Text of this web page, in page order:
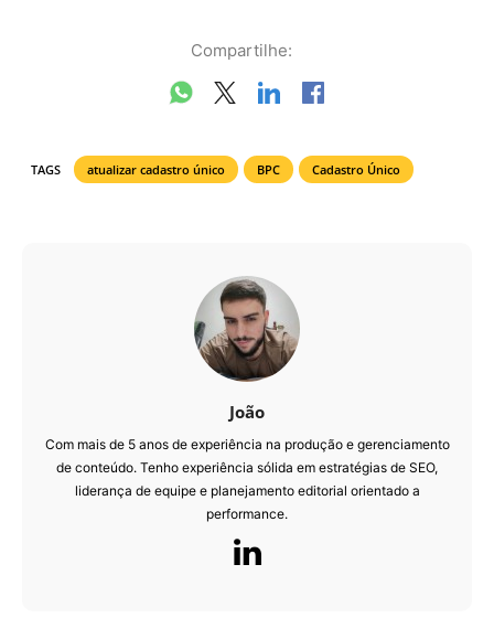
Compartilhe:
TAGS atualizar cadastro único BPC Cadastro Único
João
Com mais de 5 anos de experiência na produção e gerenciamento
de conteúdo. Tenho experiência sólida em estratégias de SEO,
liderança de equipe e planejamento editorial orientado a
performance.